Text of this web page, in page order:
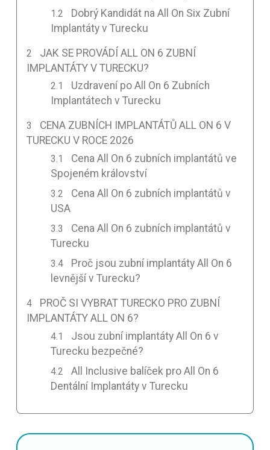
Dobrý Kandidát na All On Six Zubní
Implantáty v Turecku
JAK SE PROVÁDÍ ALL ON 6 ZUBNÍ
IMPLANTÁTY V TURECKU?
Uzdravení po All On 6 Zubních
Implantátech v Turecku
CENA ZUBNÍCH IMPLANTÁTŮ ALL ON 6 V
TURECKU V ROCE 2026
Cena All On 6 zubních implantátů ve
Spojeném království
Cena All On 6 zubních implantátů v
USA
Cena All On 6 zubních implantátů v
Turecku
Proč jsou zubní implantáty All On 6
levnější v Turecku?
PROČ SI VYBRAT TURECKO PRO ZUBNÍ
IMPLANTÁTY ALL ON 6?
Jsou zubní implantáty All On 6 v
Turecku bezpečné?
All Inclusive balíček pro All On 6
Dentální Implantáty v Turecku